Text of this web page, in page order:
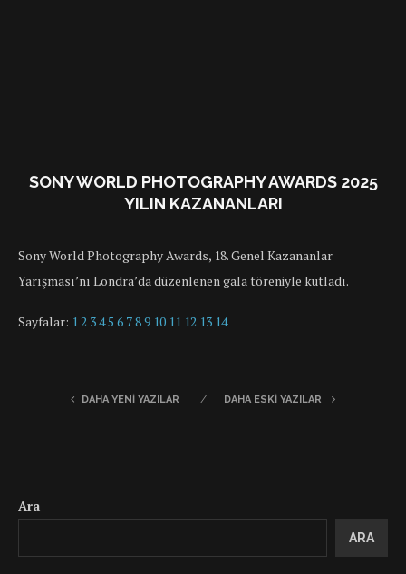
SONY WORLD PHOTOGRAPHY AWARDS 2025
YILIN KAZANANLARI
Sony World Photography Awards, 18. Genel Kazananlar
Yarışması’nı Londra’da düzenlenen gala töreniyle kutladı.
Sayfalar: 12 345 6 789 10 11 12 13 14
DAHA YENI YAZILAR DAHA ESKI YAZILAR
Ara
ARA